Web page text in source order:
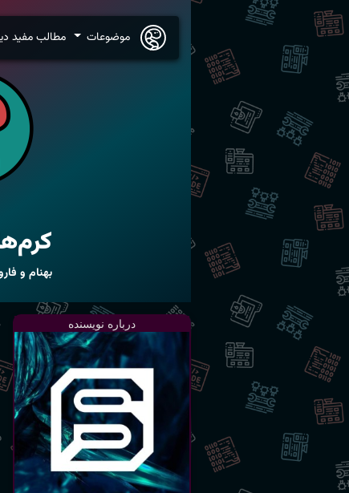
موضوعات مطالب مفید
بهنام و
درباره نویسنده